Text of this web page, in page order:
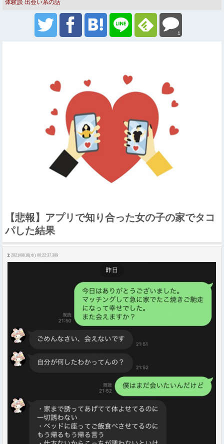
体験談 出会い系の話
1
【悲報】アプリで知り合った女の子の家でタコ
パした結果
1: 2021/08/18(水) 00:22:37.389